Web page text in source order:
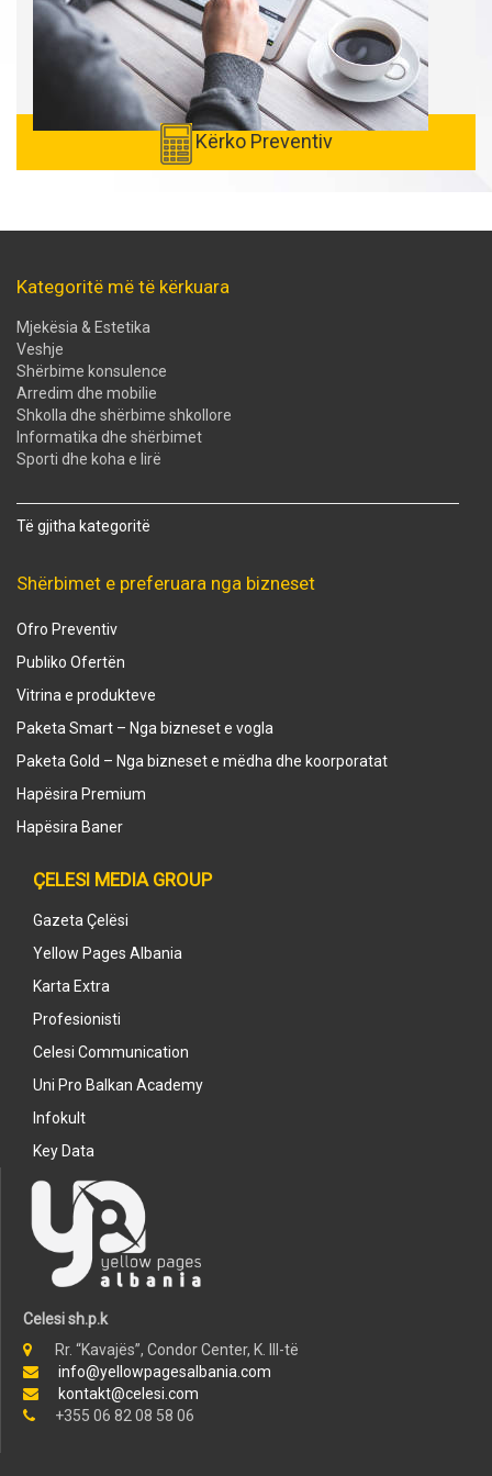
Kërko Preventiv
Kategoritë më të kërkuara
Mjekësia & Estetika
Veshje
Shërbime konsulence
Arredim dhe mobilie
Shkolla dhe shërbime shkollore
Informatika dhe shërbimet
Sporti dhe koha e lirë
Të gjitha kategoritë
Shërbimet e preferuara nga bizneset
Ofro Preventiv
Publiko Ofertën
Vitrina e produkteve
Paketa Smart – Nga bizneset e vogla
Paketa Gold – Nga bizneset e mëdha dhe koorporatat
Hapësira Premium
Hapësira Baner
ÇELESI MEDIA GROUP
Gazeta Çelësi
Yellow Pages Albania
Karta Extra
Profesionisti
Celesi Communication
Uni Pro Balkan Academy
Infokult
Key Data
Celesi sh.p.k
Rr. “Kavajës”, Condor Center, K. III-të
info@yellowpagesalbania.com
kontakt@celesi.com
+355 06 82 08 58 06